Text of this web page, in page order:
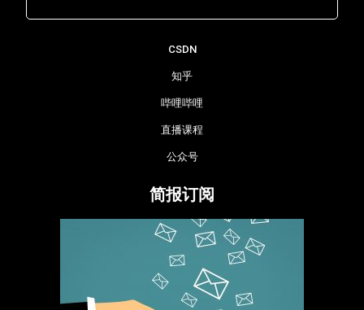
CSDN
知乎
哔哩哔哩
直播课程
公众号
简报订阅